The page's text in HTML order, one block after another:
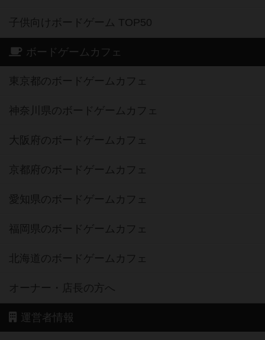
子供向けボードゲーム TOP50
ボードゲームカフェ
東京都のボードゲームカフェ
神奈川県のボードゲームカフェ
大阪府のボードゲームカフェ
京都府のボードゲームカフェ
愛知県のボードゲームカフェ
福岡県のボードゲームカフェ
北海道のボードゲームカフェ
オーナー・店長の方へ
運営者情報